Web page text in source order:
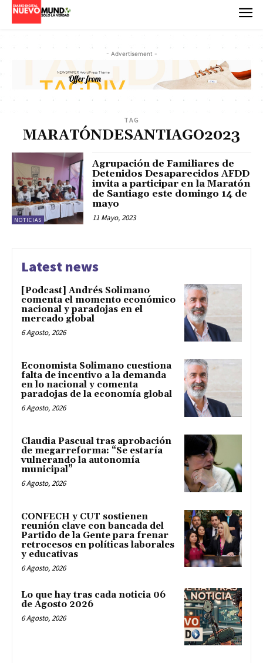
- Advertisement -
TAG
MARATÓNDESANTIAGO2023
NOTICIAS
Agrupación de Familiares de
Detenidos Desaparecidos AFDD
invita a participar en la Maratón
de Santiago este domingo 14 de
mayo
11 Mayo, 2023
Latest news
[Podcast] Andrés Solimano
comenta el momento económico
nacional y paradojas en el
mercado global
6 Agosto, 2026
Economista Solimano cuestiona
falta de incentivo a la demanda
en lo nacional y comenta
paradojas de la economía global
6 Agosto, 2026
Claudia Pascual tras aprobación
de megarreforma: “Se estaría
vulnerando la autonomía
municipal”
6 Agosto, 2026
CONFECH y CUT sostienen
reunión clave con bancada del
Partido de la Gente para frenar
retrocesos en políticas laborales
y educativas
6 Agosto, 2026
Lo que hay tras cada noticia 06
de Agosto 2026
6 Agosto, 2026